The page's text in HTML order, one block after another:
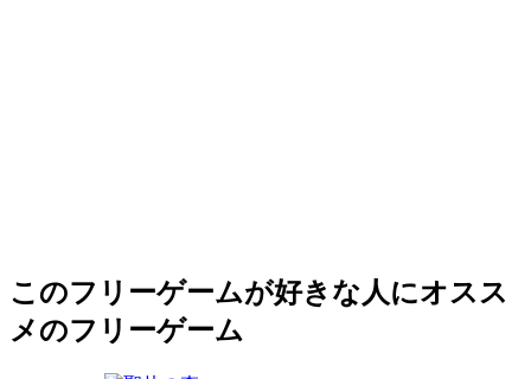
このフリーゲームが好きな人にオスス
メのフリーゲーム